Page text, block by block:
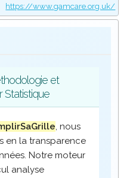
https://www.gamcare.org.uk/
et
Statistique
, nous
en la transparence
Notre moteur
analyse